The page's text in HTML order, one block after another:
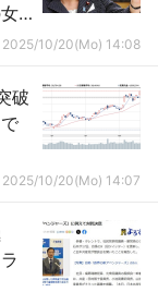
2025/10/20(Mo) 14:08
破
2025/10/20(Mo) 14:07